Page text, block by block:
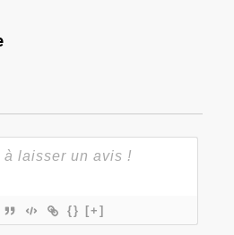
{} [+]